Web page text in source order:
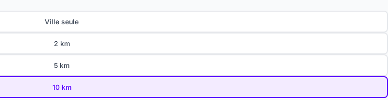
Ville seule
2 km
5 km
10 km